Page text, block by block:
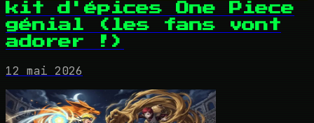
kit d'épices One Piece
génial (les fans vont
adorer !)
12 mai 2026